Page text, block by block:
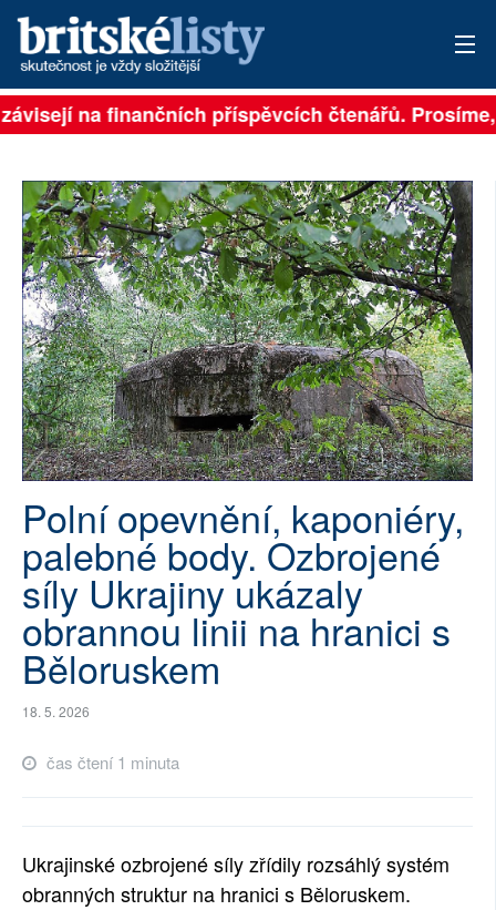
PŘIHLÁSIT
ARCHIV
ROZHOVORY
TÉMATA
NEJČTENĚJŠÍ ZA 7 DNÍ
AUTOŘI
PŘÍSPĚVKY NA PROVOZ
SOCIÁLNÍ SÍTĚ
RUBRIKY
PLNÁ VERZE STRÁNEK
na finančních příspěvcích čtenářů. Prosíme,
Polní opevnění, kaponiéry,
palebné body. Ozbrojené
síly Ukrajiny ukázaly
obrannou linii na hranici s
Běloruskem
18. 5. 2026
čas čtení 1 minuta
Ukrajinské ozbrojené síly zřídily rozsáhlý systém
obranných struktur na hranici s Běloruskem.